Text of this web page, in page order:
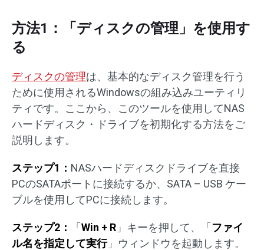
方法1：「ディスクの管理」を使用す
る
ディスクの管理は、基本的なディスク管理を行う
ために使用されるWindowsの組み込みユーティリ
ティです。ここから、このツールを使用してNAS
ハードディスク・ドライブを初期化する方法をご
説明します。
ステップ1： NASハードディスクドライブを直接
PCのSATAポートに接続するか、SATA – USB ケー
ブルを使用してPCに接続します。
ステップ2： 「 Win + R 」キーを押して、「 ファイ
ル名を指定して実行」ウィンドウを起動します。